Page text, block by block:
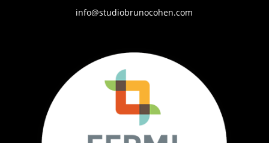
info@studiobrunocohen.com